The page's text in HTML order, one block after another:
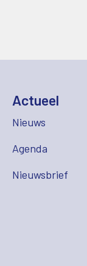
Actueel
Nieuws
Agenda
Nieuwsbrief